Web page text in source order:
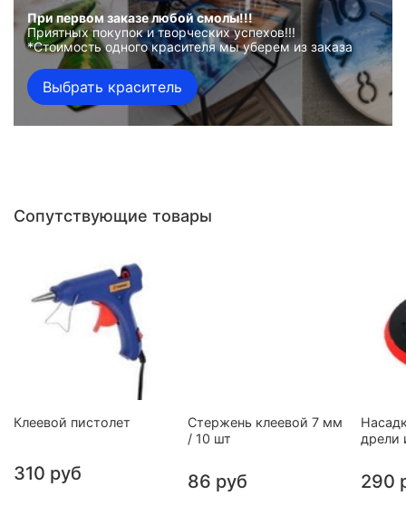
При первом заказе любой смолы!!!
Приятных покупок и творческих успехов!!!
*Стоимость одного красителя мы уберем из заказа
Выбрать краситель
Сопутствующие товары
Клеевой пистолет
310 руб
Стержень клеевой 7 мм
/ 10 шт
86 руб 290